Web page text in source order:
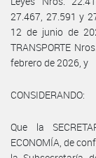
27.467, 27.591 y
12 de junio de
TRANSPORTE
febrero de 2026, y
CONSIDERANDO:
Que la
ECONOMÍA, de